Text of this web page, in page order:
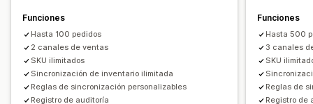
Funciones
Hasta 100 pedidos
2 canales de ventas
SKU ilimitados
Sincronización de inventario ilimitada
Reglas de sincronización personalizables
Registro de auditoría
Funciones
Hasta 500
3 canales
SKU
Reglas de
Registro de